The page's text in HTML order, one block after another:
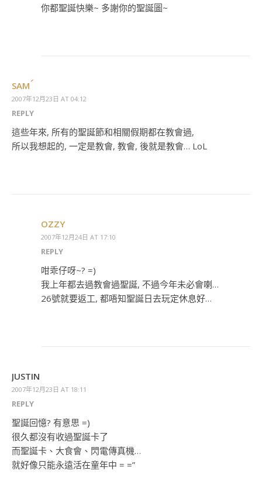
你都聖誕快樂~ 多謝你的聖誕圖~
SAM
2007年12月23日 AT 04:12
REPLY
這些年來, 所有的聖誕節和相關假期都在教會過,
所以我想起的, 一定是教會, 教會, 後就是教會… LoL
OZZY
2007年12月24日 AT 17:10
REPLY
咁乖仔呀~? =)
我上年都去過教會過聖誕, 不過今年未必會喇…
26號就要返工, 都唔知聖誕日去玩定休息好…
JUSTIN
2007年12月23日 AT 18:11
REPLY
聖誕回憶? 有意思 =)
很久都沒有收過聖誕卡了
而聖誕卡、大食會、閃電傳真機…
就好像只能永遠活在童年中 = =”